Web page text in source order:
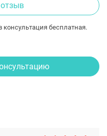
консультация бесплатная.